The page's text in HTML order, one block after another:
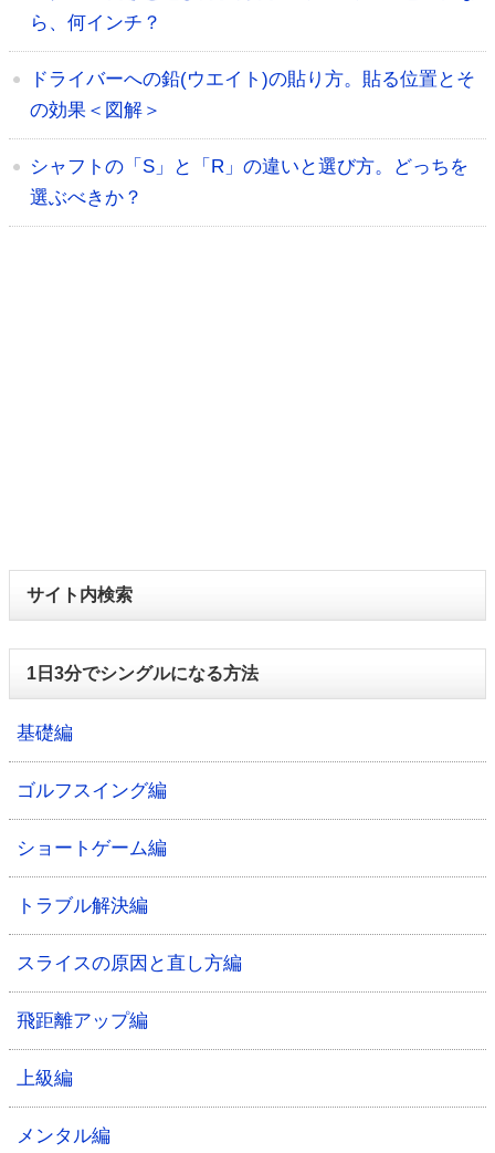
ら、何インチ？
ドライバーへの鉛(ウエイト)の貼り方。貼る位置とそ
の効果＜図解＞
シャフトの「S」と「R」の違いと選び方。どっちを
選ぶべきか？
サイト内検索
1日3分でシングルになる方法
基礎編
ゴルフスイング編
ショートゲーム編
トラブル解決編
スライスの原因と直し方編
飛距離アップ編
上級編
メンタル編